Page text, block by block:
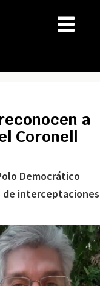
a
Coronell
Democrático
de interceptaciones